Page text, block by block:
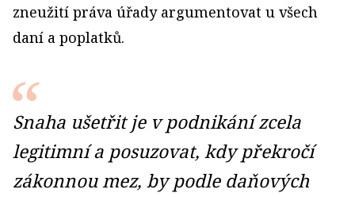
zneužití práva úřady argumentovat u všech
daní a poplatků.
Snaha ušetřit je v podnikání zcela
legitimní a posuzovat, kdy překročí
zákonnou mez, by podle daňových